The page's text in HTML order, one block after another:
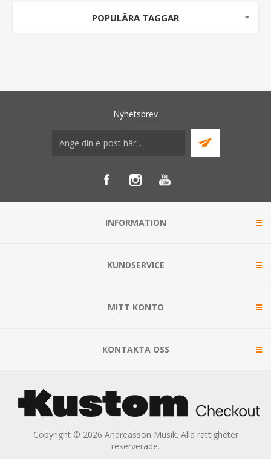
POPULÄRA TAGGAR
Nyhetsbrev
INFORMATION
KUNDSERVICE
MITT KONTO
KONTAKTA OSS
Copyright © 2026 Andreasson Musik. Alla rättigheter
reserverade.